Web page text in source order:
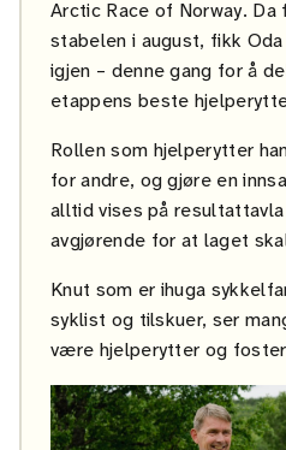
Arctic Race of Norway.
stabelen i august, fikk
igjen – denne gang for å
etappens beste
Rollen som hjelperytter
for andre, og gjøre en
alltid vises på
avgjørende for at laget
Knut som er ihuga
syklist og tilskuer, ser
være hjelperytter og